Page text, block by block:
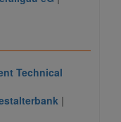
Technical
|